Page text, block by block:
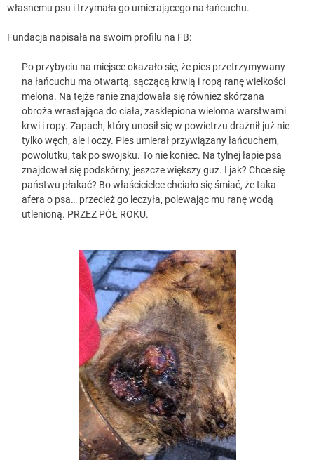
własnemu psu i trzymała go umierającego na łańcuchu.
Fundacja napisała na swoim profilu na FB:
Po przybyciu na miejsce okazało się, że pies przetrzymywany
na łańcuchu ma otwartą, sączącą krwią i ropą ranę wielkości
melona. Na tejże ranie znajdowała się również skórzana
obroża wrastająca do ciała, zasklepiona wieloma warstwami
krwi i ropy. Zapach, który unosił się w powietrzu drażnił już nie
tylko węch, ale i oczy. Pies umierał przywiązany łańcuchem,
powolutku, tak po swojsku. To nie koniec. Na tylnej łapie psa
znajdował się podskórny, jeszcze większy guz. I jak? Chce się
państwu płakać? Bo właścicielce chciało się śmiać, że taka
afera o psa… przecież go leczyła, polewając mu ranę wodą
utlenioną. PRZEZ PÓŁ ROKU.